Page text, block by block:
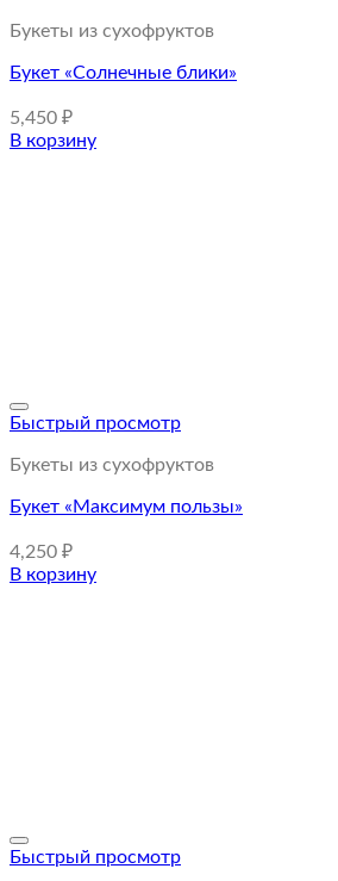
Букеты из сухофруктов
Букет «Солнечные блики»
5,450 ₽
В корзину
Быстрый просмотр
Букеты из сухофруктов
Букет «Максимум пользы»
4,250 ₽
В корзину
Быстрый просмотр